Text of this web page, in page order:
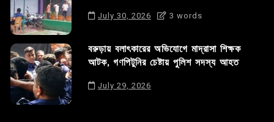
July 30, 2026 3 words
বরুড়ায় বলাৎকারের অভিযোগে মাদ্রাসা শিক্ষক
আটক, গণপিটুনির চেষ্টায় পুলিশ সদস্য আহত
July 29, 2026